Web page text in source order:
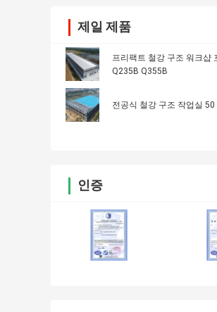
제일 제품
프리팩트 철강 구조 워크샵
Q235B Q355B
전공식 철강 구조 작업실 50
인증